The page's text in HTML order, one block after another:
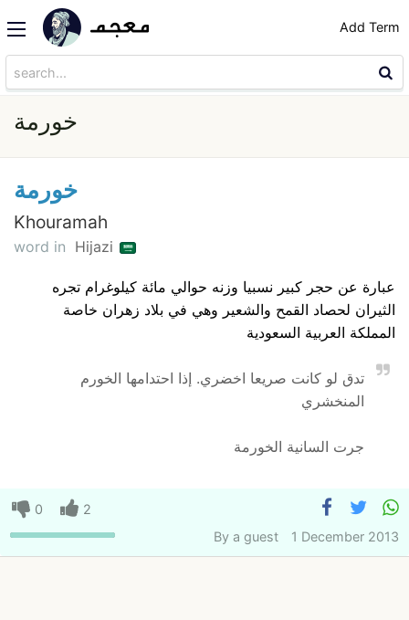
Add Term
خورمة
خورمة
Khouramah
word in Hijazi
عبارة عن حجر كبير نسبيا وزنه حوالي مائة كيلوغرام تجره
الثيران لحصاد القمح والشعير وهي في بلاد زهران خاصة
المملكة العربية السعودية
تدق لو كانت صريعا اخضري. إذا احتدامها الخورم
المنخشري
جرت السانية الخورمة
0
2
By a guest 1 December 2013